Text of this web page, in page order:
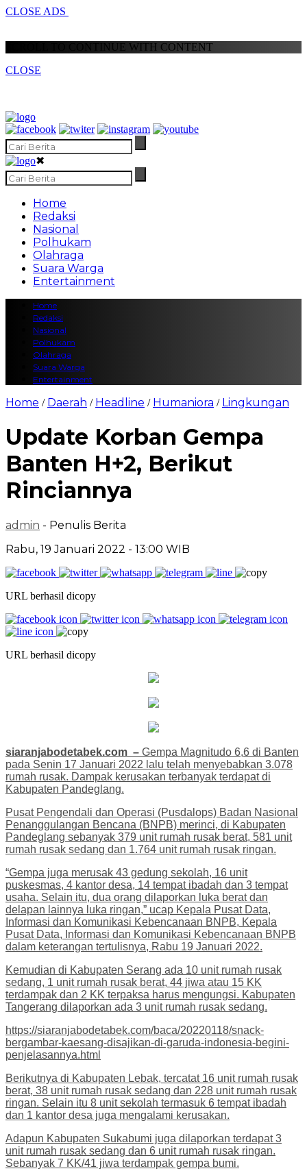
CLOSE ADS
SCROLL TO CONTINUE WITH CONTENT
CLOSE
✖
Home
Redaksi
Nasional
Polhukam
Olahraga
Suara Warga
Entertainment
Home
Redaksi
Nasional
Polhukam
Olahraga
Suara Warga
Entertainment
Home / Daerah / Headline / Humaniora / Lingkungan
Update Korban Gempa
Banten H+2, Berikut
Rinciannya
admin - Penulis Berita
Rabu, 19 Januari 2022 - 13:00 WIB
URL berhasil dicopy
URL berhasil dicopy
siaranjabodetabek.com – Gempa Magnitudo 6,6 di Banten
pada Senin 17 Januari 2022 lalu telah menyebabkan 3.078
rumah rusak. Dampak kerusakan terbanyak terdapat di
Kabupaten Pandeglang.
Pusat Pengendali dan Operasi (Pusdalops) Badan Nasional
Penanggulangan Bencana (BNPB) merinci, di Kabupaten
Pandeglang sebanyak 379 unit rumah rusak berat, 581 unit
rumah rusak sedang dan 1.764 unit rumah rusak ringan.
“Gempa juga merusak 43 gedung sekolah, 16 unit
puskesmas, 4 kantor desa, 14 tempat ibadah dan 3 tempat
usaha. Selain itu, dua orang dilaporkan luka berat dan
delapan lainnya luka ringan,” ucap Kepala Pusat Data,
Informasi dan Komunikasi Kebencanaan BNPB, Kepala
Pusat Data, Informasi dan Komunikasi Kebencanaan BNPB
dalam keterangan tertulisnya, Rabu 19 Januari 2022.
Kemudian di Kabupaten Serang ada 10 unit rumah rusak
sedang, 1 unit rumah rusak berat, 44 jiwa atau 15 KK
terdampak dan 2 KK terpaksa harus mengungsi. Kabupaten
Tangerang dilaporkan ada 3 unit rumah rusak sedang.
https://siaranjabodetabek.com/baca/20220118/snack-
bergambar-kaesang-disajikan-di-garuda-indonesia-begini-
penjelasannya.html
Berikutnya di Kabupaten Lebak, tercatat 16 unit rumah rusak
berat, 38 unit rumah rusak sedang dan 228 unit rumah rusak
ringan. Selain itu 8 unit sekolah termasuk 6 tempat ibadah
dan 1 kantor desa juga mengalami kerusakan.
Adapun Kabupaten Sukabumi juga dilaporkan terdapat 3
unit rumah rusak sedang dan 6 unit rumah rusak ringan.
Sebanyak 7 KK/41 jiwa terdampak gempa bumi.